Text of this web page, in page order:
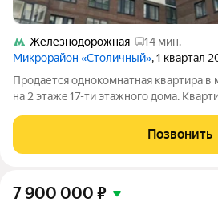
Железнодорожная
14 мин.
Микрорайон «Столичный», 1 квартал
Продается однокомнатная квартира
на 2 этaжe 17-ти этажного дома.
площадки для детей , близость к
гарантирует полную
Позвонить
7 900 000 ₽